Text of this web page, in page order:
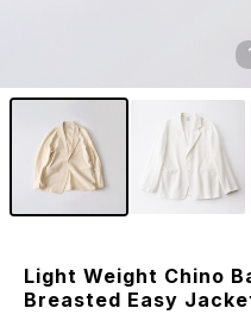
Light Weight Chino
Breasted Easy